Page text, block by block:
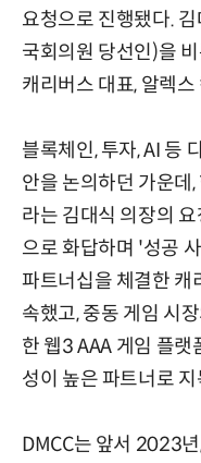
요청으로 진행됐다.
국회의원 당선인)을
캐리버스 대표, 알렉
블록체인, 투자, AI 등
안을 논의하던 가운데
라는 김대식 의장의
으로 화답하며 '성공
파트너십을 체결한 캐
속했고, 중동 게임 시
한 웹3 AAA 게임 플
성이 높은 파트너로
DMCC는 앞서 2023